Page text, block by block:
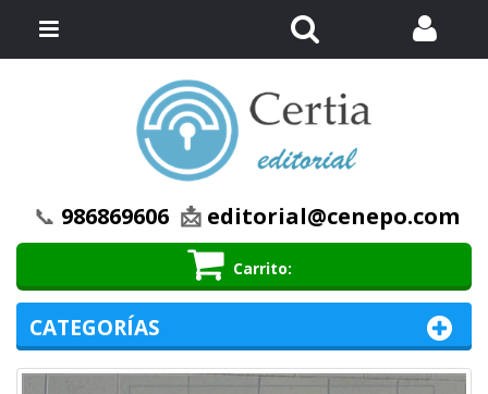
📞 986869606 📩 editorial@cenepo.com
Carrito
Menú
CATEGORÍAS